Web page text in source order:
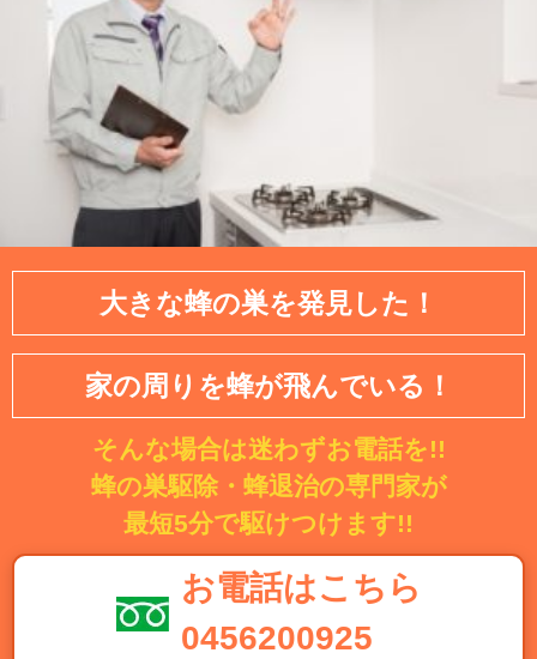
大きな蜂の巣を発見した！
家の周りを蜂が飛んでいる！
そんな場合は迷わずお電話を!!
蜂の巣駆除・蜂退治の専門家が
最短5分で駆けつけます!!
お電話はこちら
0456200925